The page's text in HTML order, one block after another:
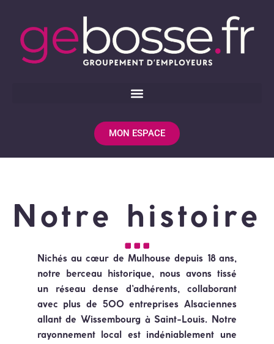
MON ESPACE
Notre histoire
Nichés au cœur de Mulhouse depuis 18 ans,
notre berceau historique, nous avons tissé
un réseau dense d’adhérents, collaborant
avec plus de 500 entreprises Alsaciennes
allant de Wissembourg à Saint-Louis. Notre
rayonnement local est indéniablement une